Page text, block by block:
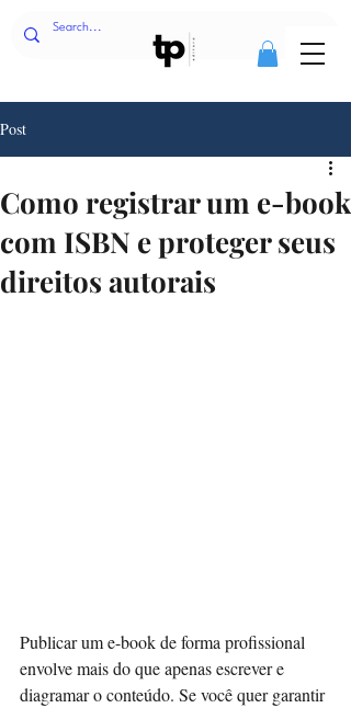
Post
Como registrar um e-book
com ISBN e proteger seus
direitos autorais
Publicar um e-book de forma profissional
envolve mais do que apenas escrever e
diagramar o conteúdo. Se você quer garantir